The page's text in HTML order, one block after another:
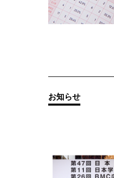
その他の
お知らせ